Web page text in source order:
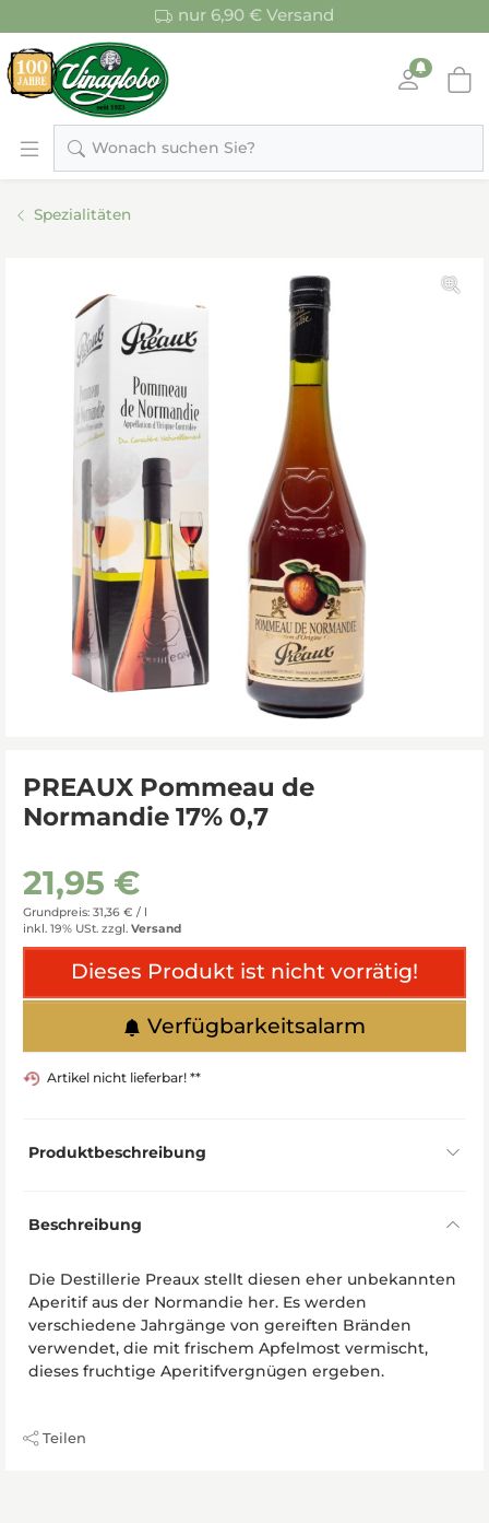
nur 6,90 € Versand
Wonach suchen Sie?
Spezialitäten
PREAUX Pommeau de
Normandie 17% 0,7
21,95 €
Grundpreis: 31,36 € / l
inkl. 19% USt. zzgl. Versand
Dieses Produkt ist nicht vorrätig!
Verfügbarkeitsalarm
Artikel nicht lieferbar! **
Produktbeschreibung
Beschreibung
Die Destillerie Preaux stellt diesen eher unbekannten
Aperitif aus der Normandie her. Es werden
verschiedene Jahrgänge von gereiften Bränden
verwendet, die mit frischem Apfelmost vermischt,
dieses fruchtige Aperitifvergnügen ergeben.
Teilen